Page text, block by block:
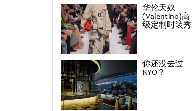
华伦天奴
(Valentino)高
级定制时装秀
你还没去过
KYO？